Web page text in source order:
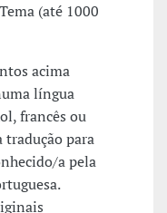
(até 1000
acima
língua
francês ou
tradução para
a pela